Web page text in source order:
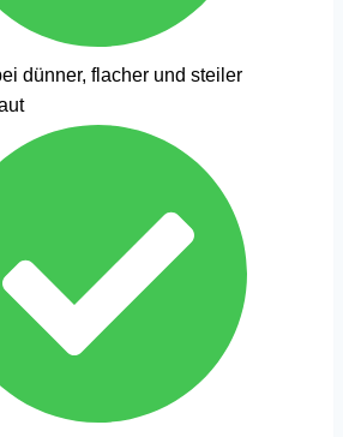
dünner, flacher und steiler